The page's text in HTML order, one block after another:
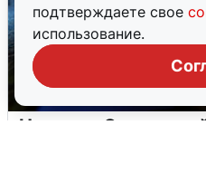
подтверждаете свое
использование.
Ночью в